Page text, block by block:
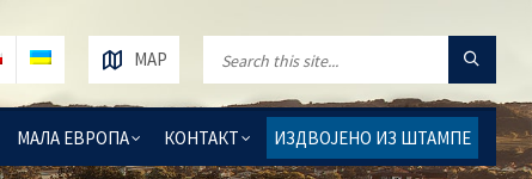
МАЛА ЕВРОПА КОНТАКТ ИЗДВОЈЕНО ИЗ ШТАМПЕ
MAP